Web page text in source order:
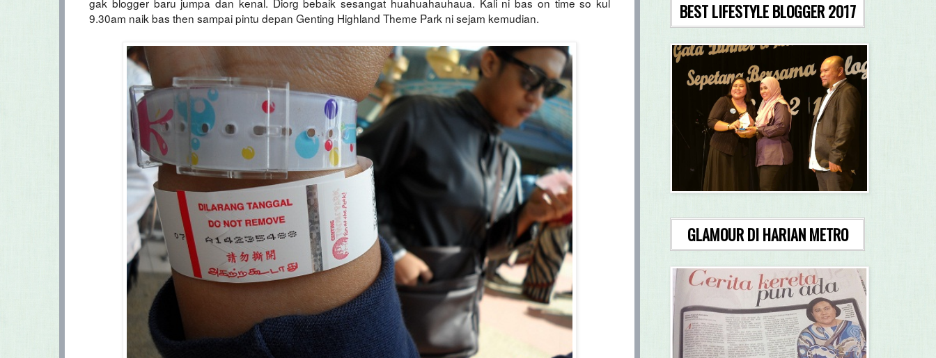
9.30am naik bas then sampai pintu depan Genting Highland Theme Park ni sejam kemudian.
BEST LIFESTYLE BLOGGER 2017
GLAMOUR DI HARIAN METRO